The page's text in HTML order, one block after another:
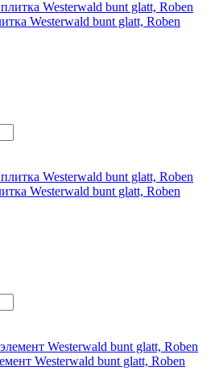
Westerwald bunt glatt, Roben
Westerwald bunt glatt, Roben
Westerwald bunt glatt, Roben